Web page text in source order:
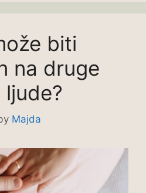
biti
na druge
Majda